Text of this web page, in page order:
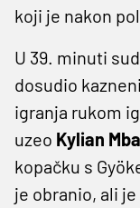
koji je nakon
U 39. minuti
dosudio
igranja rukom
uzeo Kylian
kopačku s
je obranio, ali